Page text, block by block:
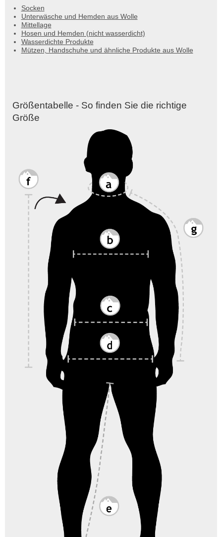
Socken
Unterwäsche und Hemden aus Wolle
Mittellage
Hosen und Hemden (nicht wasserdicht)
Wasserdichte Produkte
Mützen, Handschuhe und ähnliche Produkte aus Wolle
Größentabelle - So finden Sie die richtige
Größe